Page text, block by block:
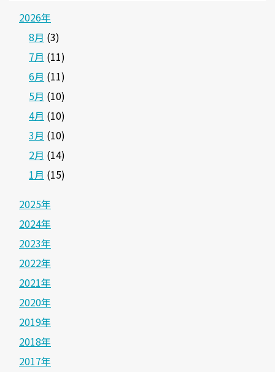
2026年
8月 (3)
7月 (11)
6月 (11)
5月 (10)
4月 (10)
3月 (10)
2月 (14)
1月 (15)
2025年
2024年
2023年
2022年
2021年
2020年
2019年
2018年
2017年